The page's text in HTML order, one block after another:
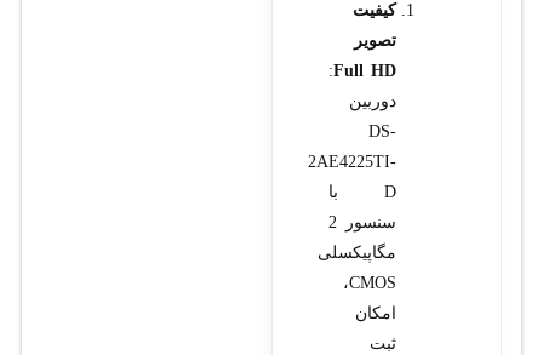
کیفیت
تصویر
Full HD
:
دوربین
DS-
2AE4225TI-
D با
سنسور 2
مگاپیکسلی
CMOS،
امکان
ثبت